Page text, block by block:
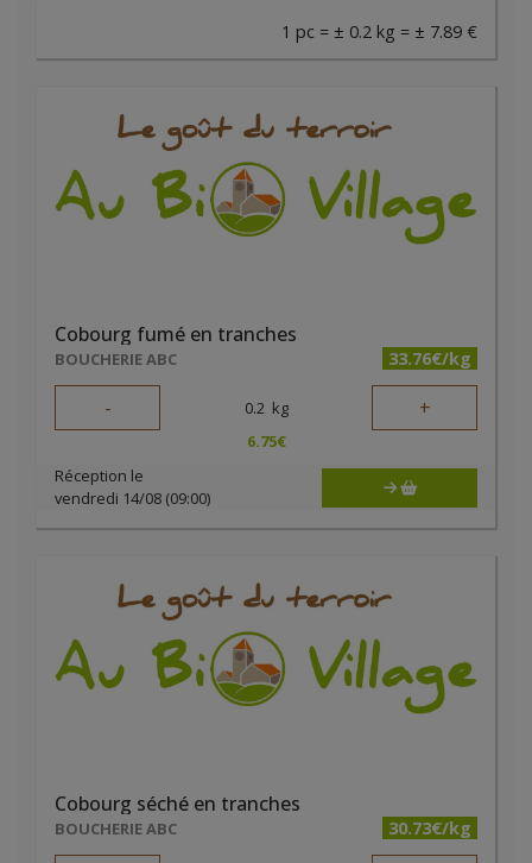
1 pc = ± 0.2 kg = ± 7.89 €
Cobourg fumé en tranches
BOUCHERIE ABC 33.76€/kg
- 0.2 kg +
6.75€
Réception le
vendredi 14/08 (09:00)
Cobourg séché en tranches
BOUCHERIE ABC 30.73€/kg